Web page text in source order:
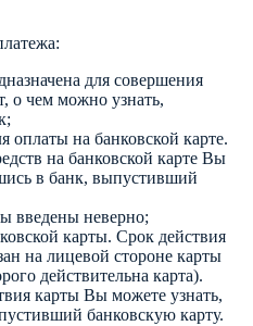
для совершения
о чем можно узнать,
оплаты на банковской карте.
на банковской карте Вы
в банк, выпустивший
введены неверно;
карты. Срок действия
на лицевой стороне карты
действительна карта).
карты Вы можете узнать,
банковскую карту.